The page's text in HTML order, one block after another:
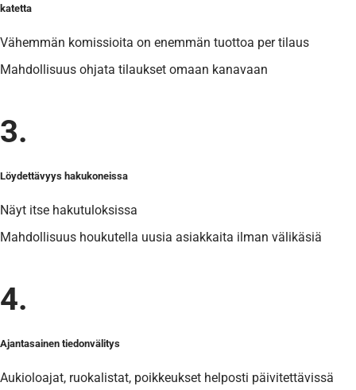
katetta
Vähemmän komissioita on enemmän tuottoa per tilaus
Mahdollisuus ohjata tilaukset omaan kanavaan
3.
Löydettävyys hakukoneissa
Näyt itse hakutuloksissa
Mahdollisuus houkutella uusia asiakkaita ilman välikäsiä
4.
Ajantasainen tiedonvälitys
Aukioloajat, ruokalistat, poikkeukset helposti päivitettävissä